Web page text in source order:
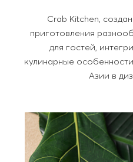
Crab Kitchen,
приготовления
для гостей,
кулинарные
Азии в